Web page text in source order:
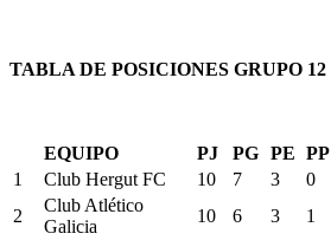
TABLA DE POSICIONES GRUPO 12
EQUIPO PJ PG PE PP
1
Club Hergut FC 10 7 3 0
2
Club Atlético
Galicia
10 6 3 1